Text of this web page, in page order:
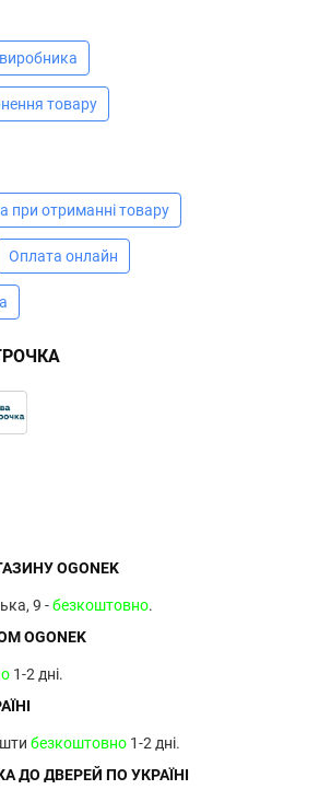
виробника
товару
при отриманні товару
Оплата онлайн
OGONEK
9 -безкоштовно.
OGONEK
1-2 дні.
безкоштовно 1-2 дні.
ДО ДВЕРЕЙ ПО УКРАЇНІ